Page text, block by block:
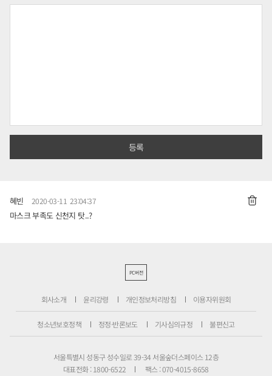
혜빈 2020-03-11 23:04:37
마스크 부족도 신천지 탓..?
PC버전
회사소개 윤리강령 개인정보처리방침 이용자위원회
청소년보호정책 정정·반론보도 기사심의규정 불편신고
서울특별시 성동구 성수일로 39-34 서울숲더스페이스 12층
대표전화 : 1800-6522
팩스 : 070-4015-8658